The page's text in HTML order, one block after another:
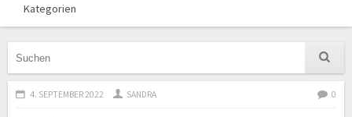
Kategorien
4. SEPTEMBER 2022 SANDRA 0